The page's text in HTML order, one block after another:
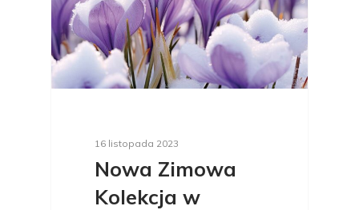
16 listopada 2023
Nowa Zimowa
Kolekcja w